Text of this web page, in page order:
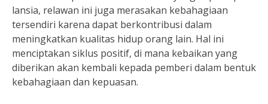
lansia, relawan ini juga merasakan kebahagiaan
tersendiri karena dapat berkontribusi dalam
meningkatkan kualitas hidup orang lain. Hal ini
menciptakan siklus positif, di mana kebaikan yang
diberikan akan kembali kepada pemberi dalam bentuk
kebahagiaan dan kepuasan.